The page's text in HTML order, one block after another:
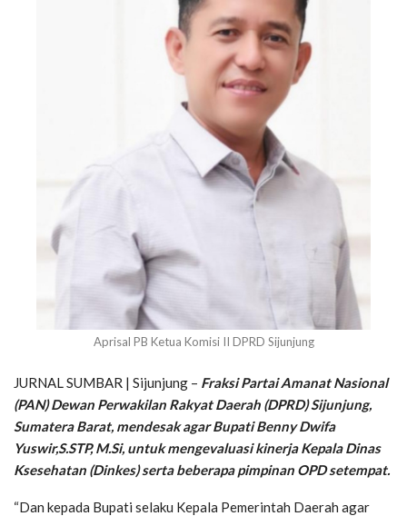
Aprisal PB Ketua Komisi II DPRD Sijunjung
JURNAL SUMBAR | Sijunjung – Fraksi Partai Amanat Nasional
(PAN) Dewan Perwakilan Rakyat Daerah (DPRD) Sijunjung,
Sumatera Barat, mendesak agar Bupati Benny Dwifa
Yuswir,S.STP, M.Si, untuk mengevaluasi kinerja Kepala Dinas
Ksesehatan (Dinkes) serta beberapa pimpinan OPD setempat.
“Dan kepada Bupati selaku Kepala Pemerintah Daerah agar